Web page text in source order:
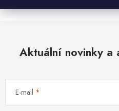
Aktuální novinky a
E-mail